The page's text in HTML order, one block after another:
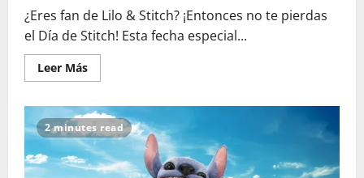
¿Eres fan de Lilo & Stitch? ¡Entonces no te pierdas
el Día de Stitch! Esta fecha especial...
Leer MásLeer
más
¡Aloha!
¡Llega
el
Día
de
Stitch!
2 minutes read